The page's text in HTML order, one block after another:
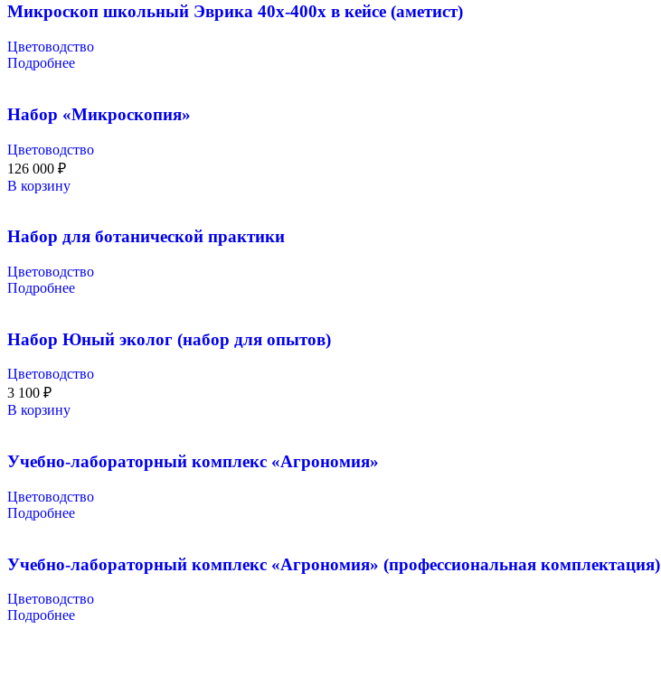
Микроскоп школьный Эврика 40х-400х в кейсе (аметист)
Цветоводство
Подробнее
Набор «Микроскопия»
Цветоводство
126 000 ₽
В корзину
Набор для ботанической практики
Цветоводство
Подробнее
Набор Юный эколог (набор для опытов)
Цветоводство
3 100 ₽
В корзину
Учебно-лабораторный комплекс «Агрономия»
Цветоводство
Подробнее
Учебно-лабораторный комплекс «Агрономия» (профессиональная комплектация)
Цветоводство
Подробнее